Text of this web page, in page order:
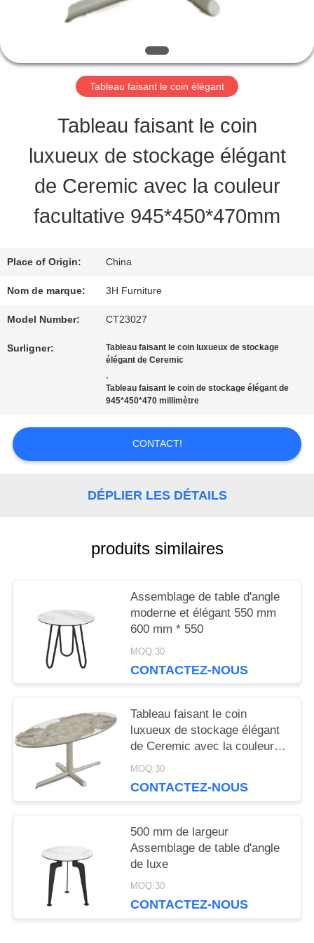
CONTRÔLE
QUALITÉ
CONTACT
USA
DEMANDEZ
UNE
CITATION
DU
SITE
Tableau faisant le coin élégant
Tableau faisant le coin
luxueux de stockage élégant
de Ceremic avec la couleur
facultative 945*450*470mm
Place of Origin: China
Nom de marque: 3H Furniture
Model Number: CT23027
Surligner:
Tableau faisant le coin luxueux de stockage
élégant de Ceremic
,
Tableau faisant le coin de stockage élégant de
945*450*470 millimètre
CONTACT!
DÉPLIER LES DÉTAILS
produits similaires
Assemblage de table d'angle
moderne et élégant 550 mm
600 mm * 550
MOQ:30
CONTACTEZ-NOUS
Tableau faisant le coin
luxueux de stockage élégant
de Ceremic avec la couleur
facultative 945*450*470mm
MOQ:30
CONTACTEZ-NOUS
500 mm de largeur
Assemblage de table d'angle
de luxe
MOQ:30
CONTACTEZ-NOUS